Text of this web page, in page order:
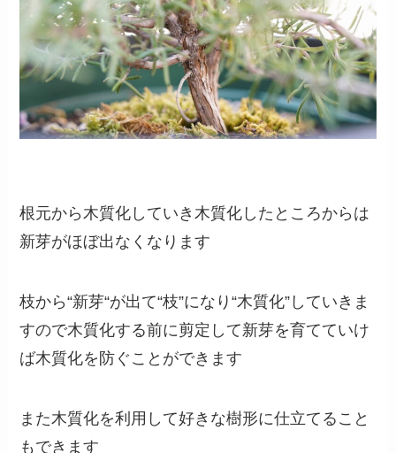
根元から木質化していき木質化したところからは
新芽がほぼ出なくなります
枝から“新芽“が出て“枝”になり“木質化”していきま
すので木質化する前に剪定して新芽を育てていけ
ば木質化を防ぐことができます
また木質化を利用して好きな樹形に仕立てること
もできます